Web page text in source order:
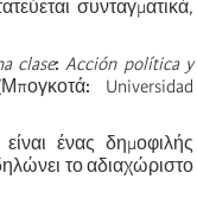
συνταγματικά,
clase: Acción política y
: Universidad
είναι ένας δημοφιλής
το αδιαχώριστο